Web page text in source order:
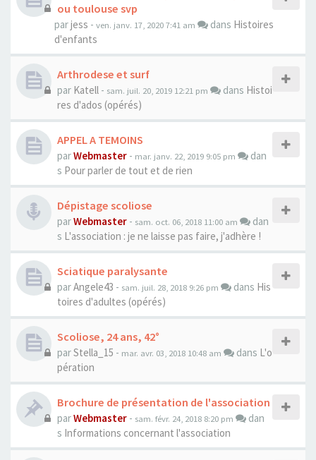
ou toulouse svp
parjess - ven. janv. 17, 2020 7:41 am dans Histoires
d'enfants
Arthrodese et surf
par Katell - sam. juil. 20, 2019 12:21 pm dans Histoi
res d'ados (opérés)
APPEL A TEMOINS
parWebmaster - mar. janv. 22, 2019 9:05 pm
dan
s Pour parler de tout et de rien
Dépistage scoliose
parWebmaster - sam. oct. 06, 2018 11:00 am
dan
s L'association : je ne laisse pas faire, j'adhère !
Sciatique paralysante
parAngele43 - sam. juil. 28, 2018 9:26 pm dans His
toires d'adultes (opérés)
Scoliose, 24 ans, 42°
parStella_15 - mar. avr. 03, 2018 10:48 am dans L'o
pération
Brochure de présentation de l'association
parWebmaster - sam. févr. 24, 2018 8:20 pm
dan
s Informations concernant l'association